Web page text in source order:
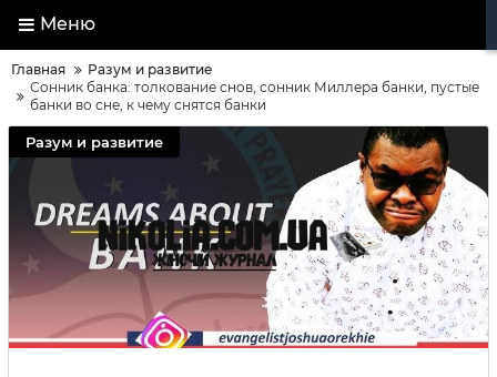
Меню
Главная
Разум и развитие
Сонник банка: толкование снов, сонник Миллера банки, пустые
банки во сне, к чему снятся банки
Разум и развитие